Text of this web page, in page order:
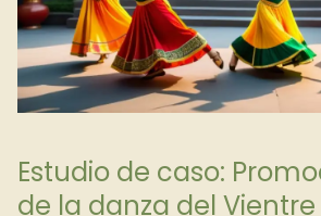
Estudio de caso:
de la danza del Vientre